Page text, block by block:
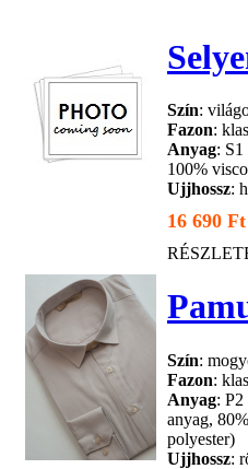
Szín:
Fazon:
Anyag: S1
100%
Ujjhossz:
16 690 Ft
Szín:
Fazon:
Anyag: P2
anyag,
polyester)
Ujjhossz: